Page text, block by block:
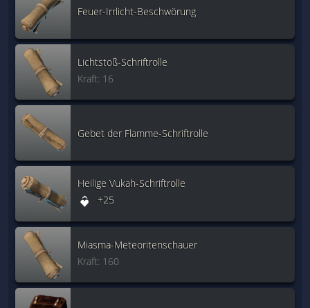
Feuer-Irrlicht-Beschwörung
Lichtstoß-Schriftrolle
Kraft: 16
Gebet der Flamme-Schriftrolle
Heilige Vukah-Schriftrolle
+25
Miasma-Meteoritenschauer
Kraft: 160